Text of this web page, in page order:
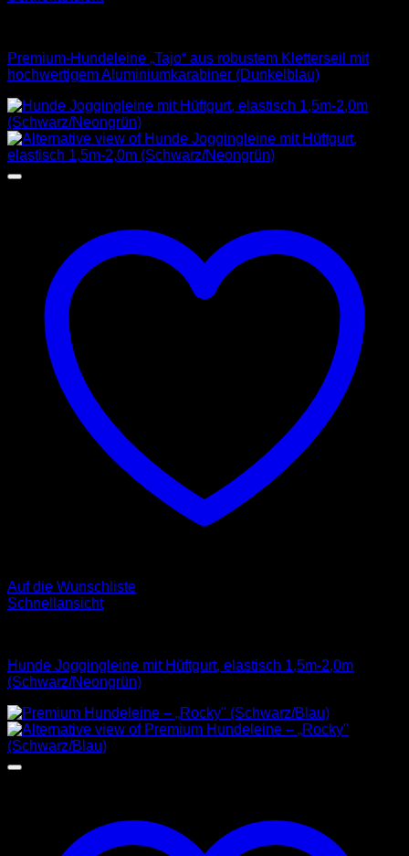
Premium-Hundeleine „Tajo“ aus robustem Kletterseil mit
hochwertigem Aluminiumkarabiner (Dunkelblau)
Auf die Wunschliste
Schnellansicht
Hunde Joggingleine mit Hüftgurt, elastisch 1,5m-2,0m
(Schwarz/Neongrün)